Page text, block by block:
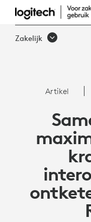
ARTIKEL:
ROOMS
Zakelijk
Artikel